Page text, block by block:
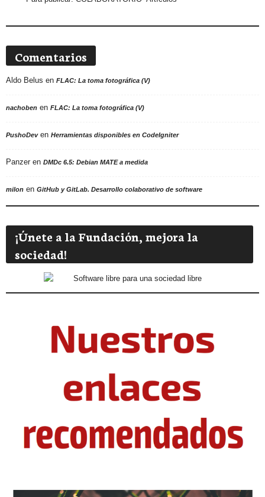
Comentarios
Aldo Belus en FLAC: La toma fotográfica (V)
nachoben en FLAC: La toma fotográfica (V)
PushoDeven Herramientas disponibles en CodeIgniter
Panzer en DMDc 6.5: Debian MATE a medida
milon en GitHub y GitLab. Desarrollo colaborativo de software
¡Únete a la Fundación, mejora la
sociedad!